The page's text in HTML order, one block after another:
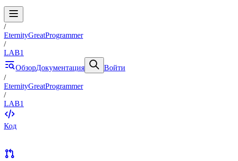
/
EternityGreatProgrammer
/
LAB1
ОбзорДокументация
Войти
/
EternityGreatProgrammer
/
LAB1
Код